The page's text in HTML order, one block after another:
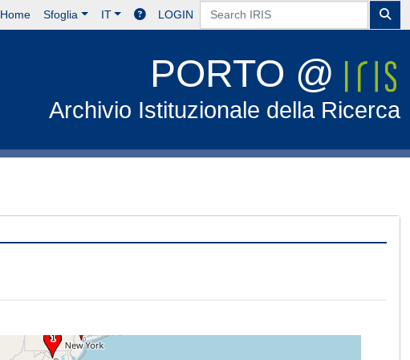
Home Sfoglia IT LOGIN
PORTO @
Archivio Istituzionale della Ricerca